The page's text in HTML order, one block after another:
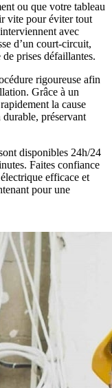
ou que votre tableau
vite pour éviter tout
avec
d’un court-circuit,
prises défaillantes.
rigoureuse afin
Grâce à un
la cause
préservant
disponibles 24h/24
Faites confiance
efficace et
pour une